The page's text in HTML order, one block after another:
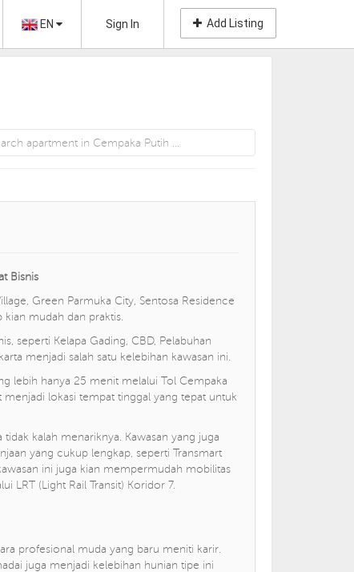
EN Sign In Add Listing
Bisnis
Green Parmuka City, Sentosa Residence
mudah dan praktis.
seperti Kelapa Gading, CBD, Pelabuhan
menjadi salah satu kelebihan kawasan ini.
lebih hanya 25 menit melalui Tol Cempaka
lokasi tempat tinggal yang tepat untuk
tidak kalah menariknya. Kawasan yang juga
yang cukup lengkap, seperti Transmart
ini juga kian mempermudah mobilitas
LRT (Light Rail Transit) Koridor 7.
profesional muda yang baru meniti karir.
juga menjadi kelebihan hunian tipe ini